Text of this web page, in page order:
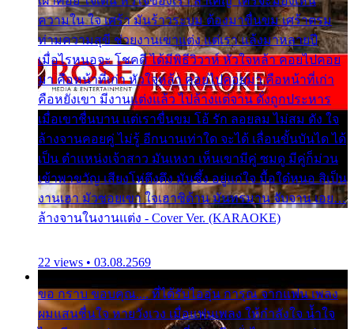
ความใน ใจ เศร้า มันร้าวระบม ต้องมาขื่นขม เศร้าตรม
ท่ามความสุขี ช่วยงานเขาแต่ง แต่เรา แล้งมาหลายปี
เมื่อไรหนอจะ โชคดี ได้มีพิธีวิวาห์ หัวใจหล้า คอยไปคอย
มา คือหน้าที่เก่า หัวใจหล้า คอยไปคอยมา คือหน้าที่เก่า
คือหยังเขา มีงานแต่งแล้ว ไปล้างแต่จาน ดั่งถูกประหาร
เมื่อเขาชื่นบาน แต่เราขื่นขม โอ้ รัก ลอยลม ไม่สม ดัง ใจ
ล้างจานคอยคู่ ไม่รู้ อีกนานเท่าใด จะได้ เลื่อนขั้นบันได ได้
เป็น ตำแหน่งเจ้าสาว มันเหงา เห็นเขามีคู่ ซมดู มีคู่ก็ม่วน
เข้าพาขวัญ เสียงโห่ตึงตึง มันซึ้ง อยู่แก่ใจ มื้อใด๋หนอ สิเป็น
งานเฮา มัวซอยเขา ใจเฮาซิด้าน มันทรมาน จับจาน เอย…
ล้างจานในงานแต่ง - Cover Ver. (KARAOKE)
22 views • 03.08.2569
ขอ กราบ ขอบคุณ.... ที่ได้รับไออุ่น การุณ จากแฟน เพลง
ผมแสนชื่นใจ หายวังเวง เมื่อแฟนเพลง ให้กำลังใจ น้ำใจ